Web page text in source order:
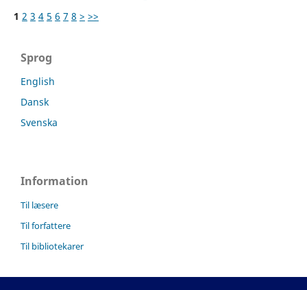
1 2 3 4 5 6 7 8 > >>
Sprog
English
Dansk
Svenska
Information
Til læsere
Til forfattere
Til bibliotekarer